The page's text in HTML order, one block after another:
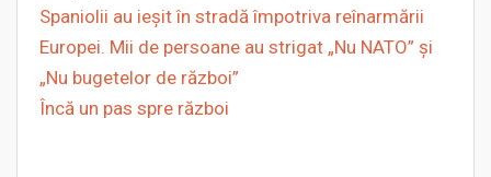
Spaniolii au ieșit în stradă împotriva reînarmării
Europei. Mii de persoane au strigat „Nu NATO” și
„Nu bugetelor de război”
Încă un pas spre război